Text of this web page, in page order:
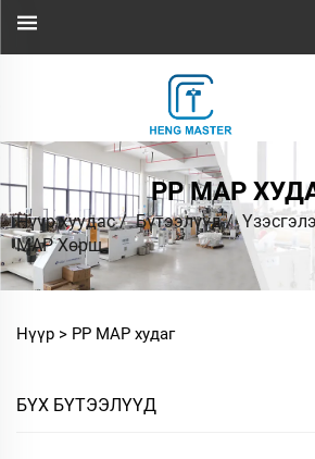
PP MAP
Нүүр хуудас/Бүтээлүүд/
MAP Хөрш
Нүүр > PP MAP худаг
БҮХ БҮТЭЭЛҮҮД